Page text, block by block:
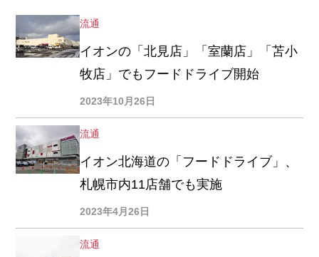
流通
イオンの「北見店」「室蘭店」「苫小
牧店」でもフードドライブ開始
2023年10月26日
流通
イオン北海道の「フードドライブ」、
札幌市内11店舗でも実施
2023年4月26日
流通